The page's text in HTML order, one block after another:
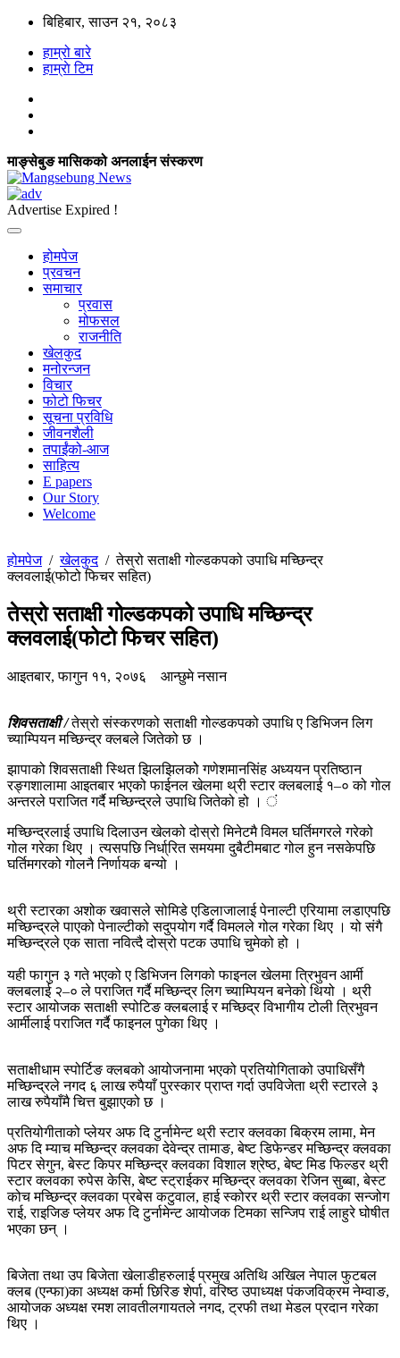
बिहिबार, साउन २१, २०८३
हाम्रो बारे
हाम्राे टिम
माङ्सेबुङ मासिकको अनलाईन संस्करण
Advertise Expired !
होमपेज
प्रवचन
समाचार
प्रवास
मोफसल
राजनीति
खेलकुद
मनोरन्जन
विचार
फोटो फिचर
सूचना प्रविधि
जीवनशैली
तपाईंको-आज
साहित्य
E papers
Our Story
Welcome
होमपेज/खेलकुद/तेस्रो सताक्षी गोल्डकपको उपाधि मच्छिन्द्र
क्लवलाई(फोटो फिचर सहित)
तेस्रो सताक्षी गोल्डकपको उपाधि मच्छिन्द्र
क्लवलाई(फोटो फिचर सहित)
आइतबार, फागुन ११, २०७६ आन्छुमे नसान
शिवसताक्षी /तेस्रो संस्करणको सताक्षी गोल्डकपको उपाधि ए डिभिजन लिग
च्याम्पियन मच्छिन्द्र क्लबले जितेको छ ।
झापाको शिवसताक्षी स्थित झिलझिलकोे गणेशमानसिंह अध्ययन प्रतिष्ठान
रङ्गशालामा आइतबार भएको फाईनल खेलमा थ्री स्टार क्लबलाई १–० को गोल
अन्तरले पराजित गर्दै मच्छिन्द्रले उपाधि जितेको हो । ं
मच्छिन्द्रलाई उपाधि दिलाउन खेलको दोस्रो मिनेटमै विमल घर्तिमगरले गरेको
गोल गरेका थिए । त्यसपछि निर्धा्रित समयमा दुबैटीमबाट गोल हुन नसकेपछि
घर्तिमगरको गोलनै निर्णायक बन्यो ।
थ्री स्टारका अशोक खवासले सोमिडे एडिलाजालाई पेनाल्टी एरियामा लडाएपछि
मच्छिन्द्रले पाएको पेनाल्टीको सदुपयोग गर्दै विमलले गोल गरेका थिए । यो संगै
मच्छिन्द्रले एक साता नवित्दै दोस्रो पटक उपाधि चुमेको हो ।
यही फागुन ३ गते भएको ए डिभिजन लिगको फाइनल खेलमा त्रिभुवन आर्मी
क्लबलाई २–० ले पराजित गर्दै मच्छिन्द्र लिग च्याम्पियन बनेको थियो । थ्री
स्टार आयोजक सताक्षी स्पोटिङ क्लबलाई र मच्छिद्र विभागीय टोली त्रिभुवन
आर्मीलाई पराजित गर्दै फाइनल पुगेका थिए ।
सताक्षीधाम स्पोर्टिङ क्लबको आयोजनामा भएको प्रतियोगिताको उपाधिसँगै
मच्छिन्द्रले नगद ६ लाख रुपैयाँ पुरस्कार प्राप्त गर्दा उपविजेता थ्री स्टारले ३
लाख रुपैयाँमै चित्त बुझाएको छ ।
प्रतियोगीताको प्लेयर अफ दि टुर्नामेन्ट थ्री स्टार क्लवका बिक्रम लामा, मेन
अफ दि म्याच मच्छिन्द्र क्लवका देवेन्द्र तामाङ, बेष्ट डिफेन्डर मच्छिन्द्र क्लवका
पिटर सेगुन, बेस्ट किपर मच्छिन्द्र क्लवका विशाल श्रेष्ठ, बेष्ट मिड फिल्डर थ्री
स्टार क्लवका रुपेस केसि, बेष्ट स्ट्राईकर मच्छिन्द्र क्लवका रेजिन सुब्बा, बेस्ट
कोच मच्छिन्द्र क्लवका प्रबेस कटुवाल, हाई स्कोरर थ्री स्टार क्लवका सन्जोग
राई, राइजिङ प्लेयर अफ दि टुर्नामेन्ट आयोजक टिमका सन्जिप राई लाहुरे घोषीत
भएका छन् ।
बिजेता तथा उप बिजेता खेलाडीहरुलाई प्रमुख अतिथि अखिल नेपाल फुटबल
क्लब (एन्फा)का अध्यक्ष कर्मा छिरिङ शेर्पा, वरिष्ठ उपाध्यक्ष पंकजविक्रम नेम्वाङ,
आयोजक अध्यक्ष रमश लावतीलगायतले नगद, ट्रफी तथा मेडल प्रदान गरेका
थिए ।